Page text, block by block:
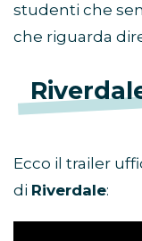
studenti che
che riguarda
Ecco il trailer
di Riverdale: